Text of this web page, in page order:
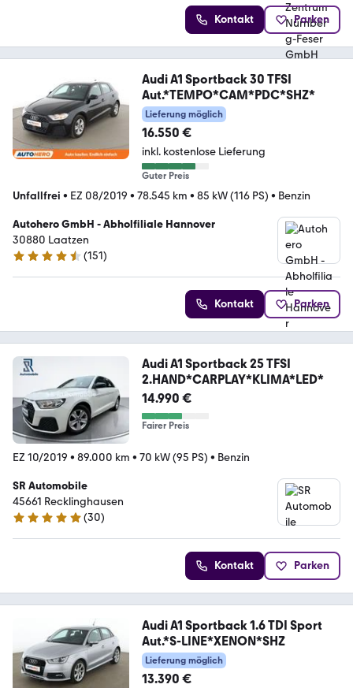
Kontakt Parken
Audi A1 Sportback 30 TFSI
Aut.*TEMPO*CAM*PDC*SHZ*
Lieferung möglich
16.550 €
inkl. kostenlose Lieferung
Guter Preis
Unfallfrei • EZ 08/2019 • 78.545 km • 85 kW (116 PS) • Benzin
Autohero GmbH - Abholfiliale Hannover
30880 Laatzen
4.7 Sterne
(151)
Kontakt Parken
Audi A1 Sportback 25 TFSI
2.HAND*CARPLAY*KLIMA*LED*
14.990 €
Fairer Preis
EZ 10/2019 • 89.000 km • 70 kW (95 PS) • Benzin
SR Automobile
45661 Recklinghausen
5 Sterne
(30)
Kontakt Parken
Audi A1 Sportback 1.6 TDI Sport
Aut.*S-LINE*XENON*SHZ
Lieferung möglich
13.390 €